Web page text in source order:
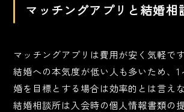
マッチングアプリと結婚相
マッチングアプリは費用が安く気軽です
結婚への本気度が低い人も多いため、1
婚を目標とする場合は効率的とは言え
結婚相談所は入会時の個人情報書類の